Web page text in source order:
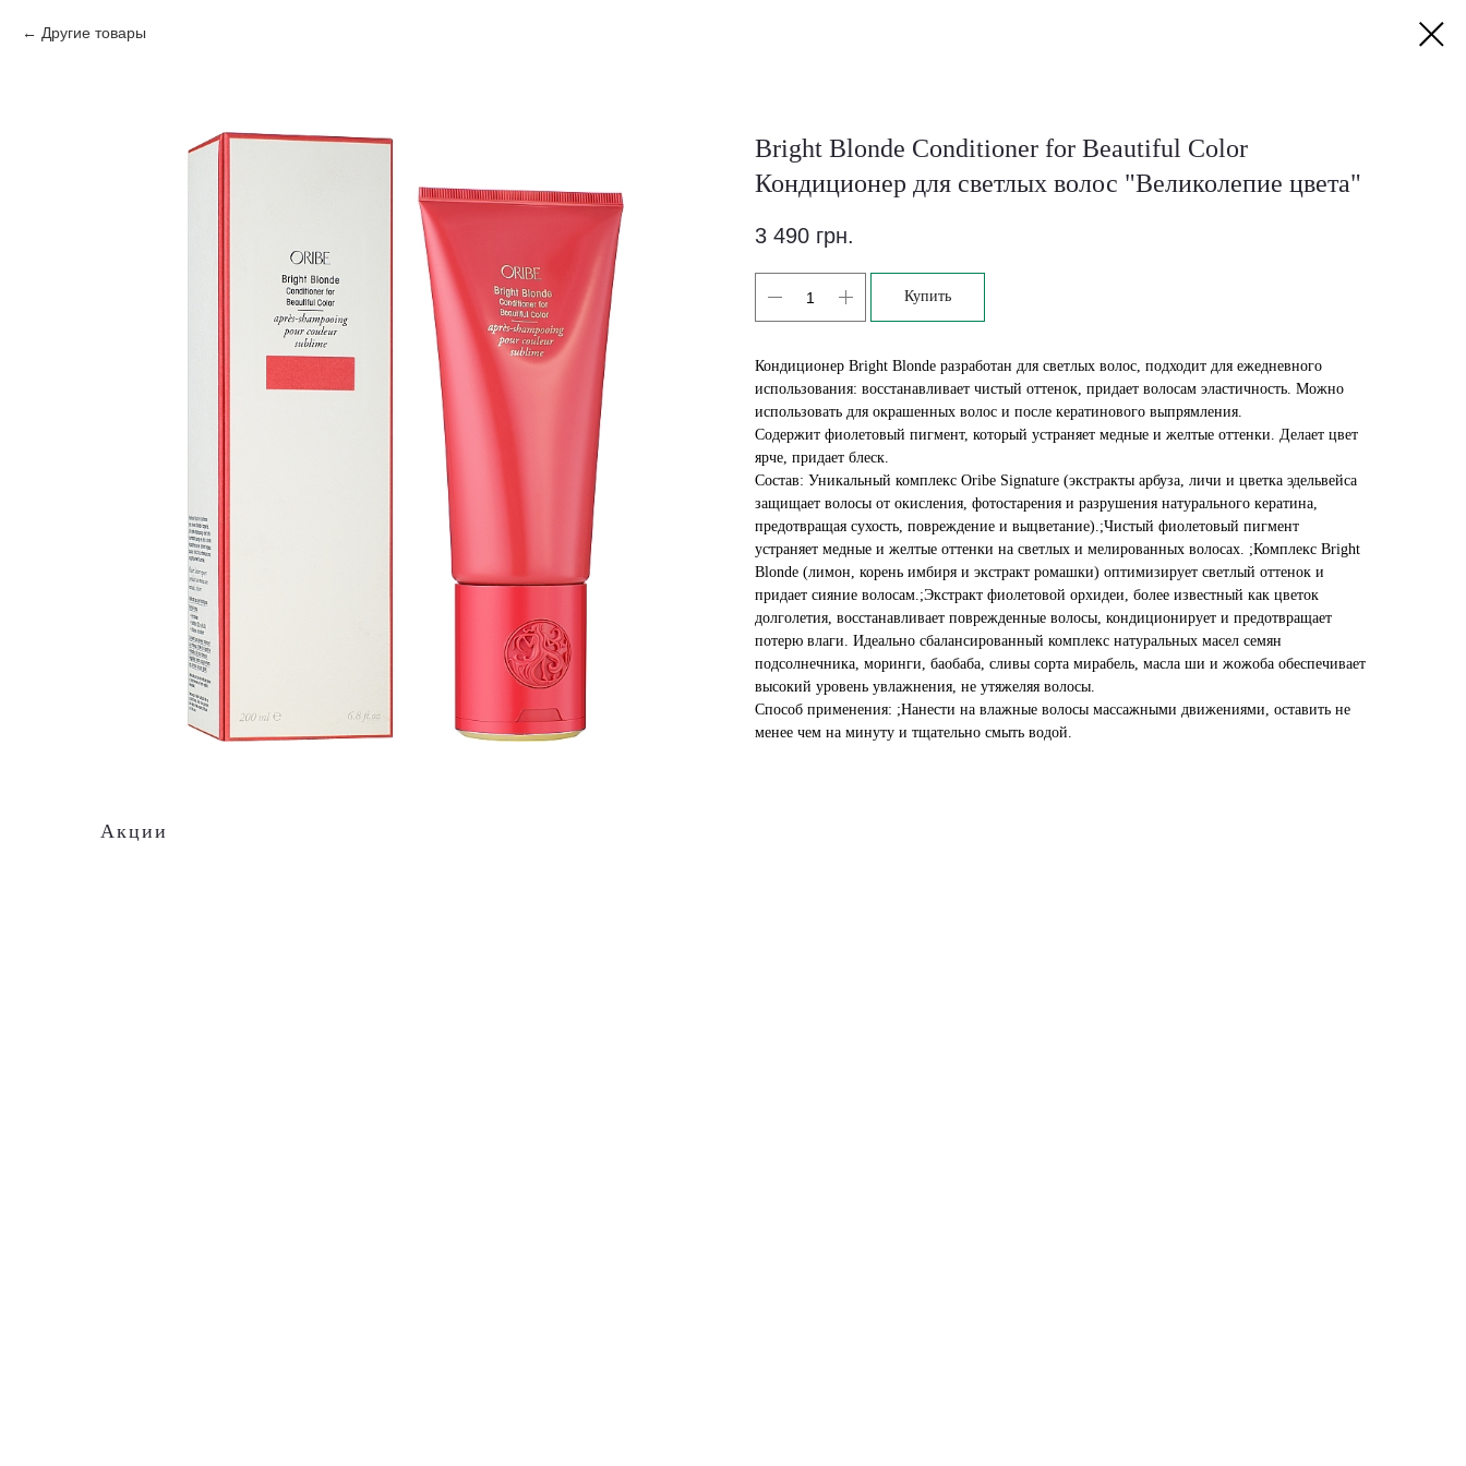
Другие товары
Bright Blonde Conditioner for Beautiful Color
Кондиционер для светлых волос "Великолепие цвета"
3 490 грн.
Купить
Кондиционер Bright Blonde разработан для светлых волос, подходит для ежедневного
использования: восстанавливает чистый оттенок, придает волосам эластичность. Можно
использовать для окрашенных волос и после кератинового выпрямления.
Содержит фиолетовый пигмент, который устраняет медные и желтые оттенки. Делает цвет
ярче, придает блеск.
Состав: Уникальный комплекс Oribe Signature (экстракты арбуза, личи и цветка эдельвейса
защищает волосы от окисления, фотостарения и разрушения натурального кератина,
предотвращая сухость, повреждение и выцветание).;Чистый фиолетовый пигмент
устраняет медные и желтые оттенки на светлых и мелированных волосах. ;Комплекс Bright
Blonde (лимон, корень имбиря и экстракт ромашки) оптимизирует светлый оттенок и
придает сияние волосам.;Экстракт фиолетовой орхидеи, более известный как цветок
долголетия, восстанавливает поврежденные волосы, кондиционирует и предотвращает
потерю влаги. Идеально сбалансированный комплекс натуральных масел семян
подсолнечника, моринги, баобаба, сливы сорта мирабель, масла ши и жожоба обеспечивает
высокий уровень увлажнения, не утяжеляя волосы.
Способ применения: ;Нанести на влажные волосы массажными движениями, оставить не
менее чем на минуту и тщательно смыть водой.
Акции